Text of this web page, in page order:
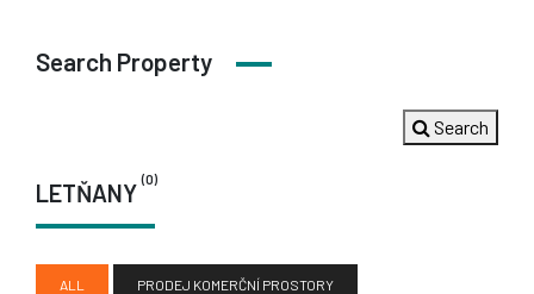
Search Property
Search
LETŇANY (0)
ALL PRODEJ KOMERČNÍ PROSTORY